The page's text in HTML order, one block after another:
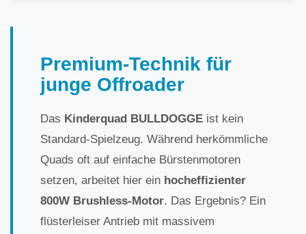
Premium-Technik für
junge Offroader
Das Kinderquad BULLDOGGE ist kein
Standard-Spielzeug. Während herkömmliche
Quads oft auf einfache Bürstenmotoren
setzen, arbeitet hier ein hocheffizienter
800W Brushless-Motor. Das Ergebnis? Ein
flüsterleiser Antrieb mit massivem